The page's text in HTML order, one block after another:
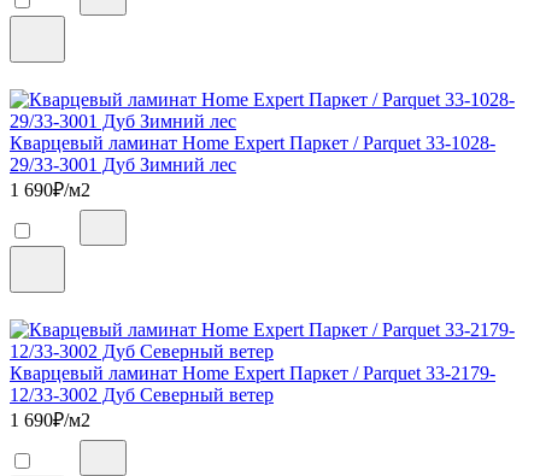
Кварцевый ламинат Home Expert Паркет / Parquet 33-1028-
29/33-3001 Дуб Зимний лес
1 690₽/м2
Кварцевый ламинат Home Expert Паркет / Parquet 33-2179-
12/33-3002 Дуб Северный ветер
1 690₽/м2